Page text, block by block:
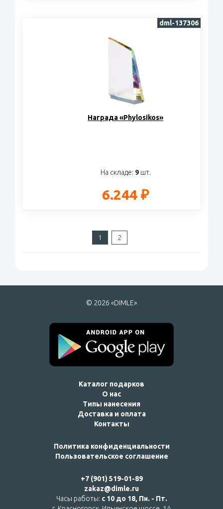
Награда «Phylosikos»
На складе: 9шт.
6.244 ₽
dml-137306
1 2
© 2026 «DIMLE»
Каталог подарков
О нас
Типы нанесения
Доставка и оплата
Контакты
Политика конфиденциальности
Пользовательское соглашение
+7 (901) 519-01-89
zakaz@dimle.ru
Часы работы: с 10 до 18, Пн. - Пт.